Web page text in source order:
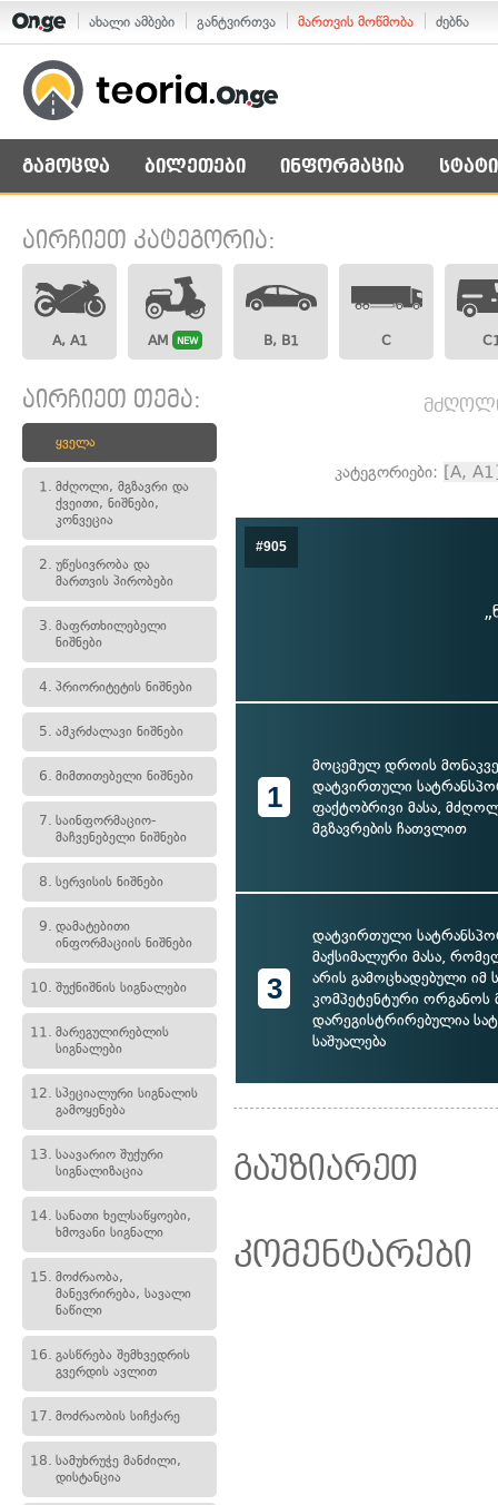
ახალი ამბები განტვირთვა მართვის მოწმობა ძებნა
გამოცდა ბილეთები ინფორმაცია
აირჩიეთ კატეგორია:
A, A1 AM NEW B, B1 C
აირჩიეთ თემა:
ყველა
1. მძღოლი, მგზავრი და
ქვეითი, ნიშნები,
კონვეცია
2. უწესივრობა და
მართვის პირობები
3. მაფრთხილებელი
ნიშნები
4. პრიორიტეტის ნიშნები
5. ამკრძალავი ნიშნები
6. მიმთითებელი ნიშნები
7. საინფორმაციო-
მაჩვენებელი ნიშნები
8. სერვისის ნიშნები
9. დამატებითი
ინფორმაციის ნიშნები
10. შუქნიშნის სიგნალები
11. მარეგულირებლის
სიგნალები
12. სპეციალური სიგნალის
გამოყენება
13. საავარიო შუქური
სიგნალიზაცია
14. სანათი ხელსაწყოები,
ხმოვანი სიგნალი
15. მოძრაობა,
მანევრირება, სავალი
ნაწილი
16. გასწრება შემხვედრის
გვერდის ავლით
17. მოძრაობის სიჩქარე
18. სამუხრუჭე მანძილი,
დისტანცია
კატეგორიები: [A,
#905
1
მოცემულ დროის
დატვირთული
ფაქტობრივი მასა,
მგზავრების ჩათვლით
3
დატვირთული
მაქსიმალური მასა,
არის გამოცხადებული იმ
კომპეტენტური
დარეგისტრირებულია
საშუალება
გაუზიარეთ
კომენტარები